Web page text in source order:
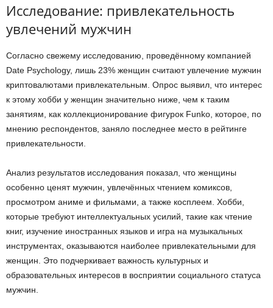
Исследование: привлекательность
увлечений мужчин
Согласно свежему исследованию, проведённому компанией
Date Psychology, лишь 23% женщин считают увлечение мужчин
криптовалютами привлекательным. Опрос выявил, что интерес
к этому хобби у женщин значительно ниже, чем к таким
занятиям, как коллекционирование фигурок Funko, которое, по
мнению респондентов, заняло последнее место в рейтинге
привлекательности.
Анализ результатов исследования показал, что женщины
особенно ценят мужчин, увлечённых чтением комиксов,
просмотром аниме и фильмами, а также косплеем. Хобби,
которые требуют интеллектуальных усилий, такие как чтение
книг, изучение иностранных языков и игра на музыкальных
инструментах, оказываются наиболее привлекательными для
женщин. Это подчеркивает важность культурных и
образовательных интересов в восприятии социального статуса
мужчин.